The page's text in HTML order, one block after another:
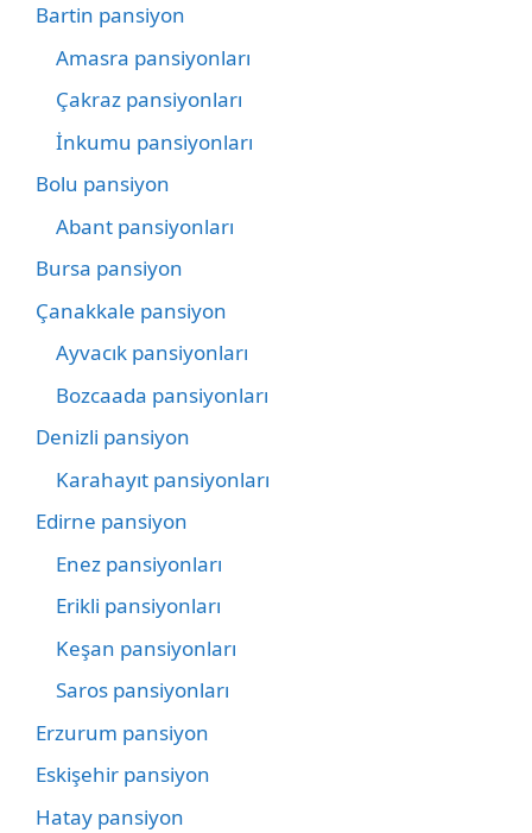
Bartin pansiyon
Amasra pansiyonları
Çakraz pansiyonları
İnkumu pansiyonları
Bolu pansiyon
Abant pansiyonları
Bursa pansiyon
Çanakkale pansiyon
Ayvacık pansiyonları
Bozcaada pansiyonları
Denizli pansiyon
Karahayıt pansiyonları
Edirne pansiyon
Enez pansiyonları
Erikli pansiyonları
Keşan pansiyonları
Saros pansiyonları
Erzurum pansiyon
Eskişehir pansiyon
Hatay pansiyon